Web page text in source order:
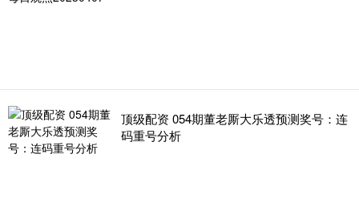
顶级配资 054期董老厮大乐透预测奖号：连
码重号分析